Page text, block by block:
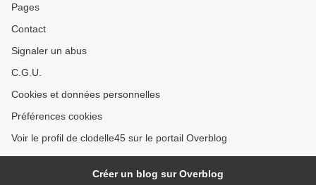
Pages
Contact
Signaler un abus
C.G.U.
Cookies et données personnelles
Préférences cookies
Voir le profil de clodelle45 sur le portail Overblog
Créer un blog sur Overblog